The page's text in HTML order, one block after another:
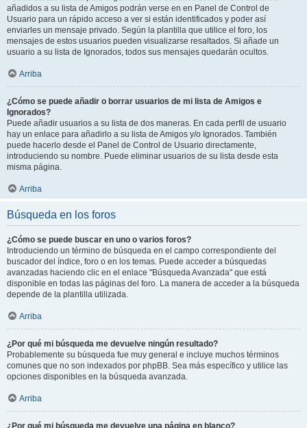
añadidos a su lista de Amigos podrán verse en en Panel de Control de
Usuario para un rápido acceso a ver si están identificados y poder así
enviarles un mensaje privado. Según la plantilla que utilice el foro, los
mensajes de estos usuarios pueden visualizarse resaltados. Si añade un
usuario a su lista de Ignorados, todos sus mensajes quedarán ocultos.
Arriba
¿Cómo se puede añadir o borrar usuarios de mi lista de Amigos e
Ignorados?
Puede añadir usuarios a su lista de dos maneras. En cada perfil de usuario
hay un enlace para añadirlo a su lista de Amigos y/o Ignorados. También
puede hacerlo desde el Panel de Control de Usuario directamente,
introduciendo su nombre. Puede eliminar usuarios de su lista desde esta
misma página.
Arriba
Búsqueda en los foros
¿Cómo se puede buscar en uno o varios foros?
Introduciendo un término de búsqueda en el campo correspondiente del
buscador del índice, foro o en los temas. Puede acceder a búsquedas
avanzadas haciendo clic en el enlace "Búsqueda Avanzada" que está
disponible en todas las páginas del foro. La manera de acceder a la búsqueda
depende de la plantilla utilizada.
Arriba
¿Por qué mi búsqueda me devuelve ningún resultado?
Probablemente su búsqueda fue muy general e incluye muchos términos
comunes que no son indexados por phpBB. Sea más específico y utilice las
opciones disponibles en la búsqueda avanzada.
Arriba
¿Por qué mi búsqueda me devuelve una página en blanco?